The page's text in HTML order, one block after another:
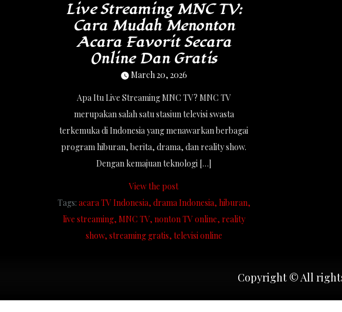
Live Streaming MNC TV:
Cara Mudah Menonton
Acara Favorit Secara
Online Dan Gratis
March 20, 2026
Apa Itu Live Streaming MNC TV? MNC TV
merupakan salah satu stasiun televisi swasta
terkemuka di Indonesia yang menawarkan berbagai
program hiburan, berita, drama, dan reality show.
Dengan kemajuan teknologi […]
View the post
Tags: acara TV Indonesia drama Indonesia hiburan
live streaming MNC TV nonton TV online reality
show streaming gratis televisi online
Copyright © All